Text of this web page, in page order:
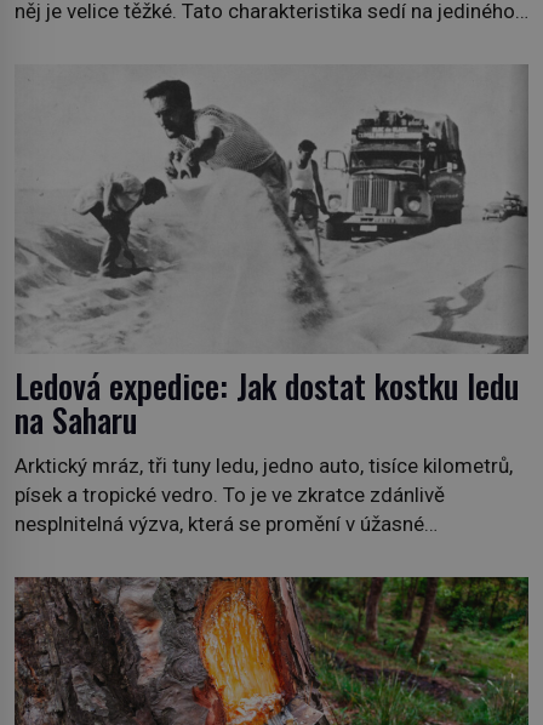
něj je velice těžké. Tato charakteristika sedí na jediného
1778), jenže v Asii o něm ví už celá staletí. Zvíře
připomíná jelena, v kohoutku dosahuje […]
Ledová expedice: Jak dostat kostku ledu
na Saharu
Arktický mráz, tři tuny ledu, jedno auto, tisíce kilometrů,
písek a tropické vedro. To je ve zkratce zdánlivě
nesplnitelná výzva, která se promění v úžasné
na podzim 1958 jako hec. Rádio Luxembourg přichází s
neobvyklou výzvou. Tomu, kdo dokáže dopravit ze
severního polárního kruhu na […]